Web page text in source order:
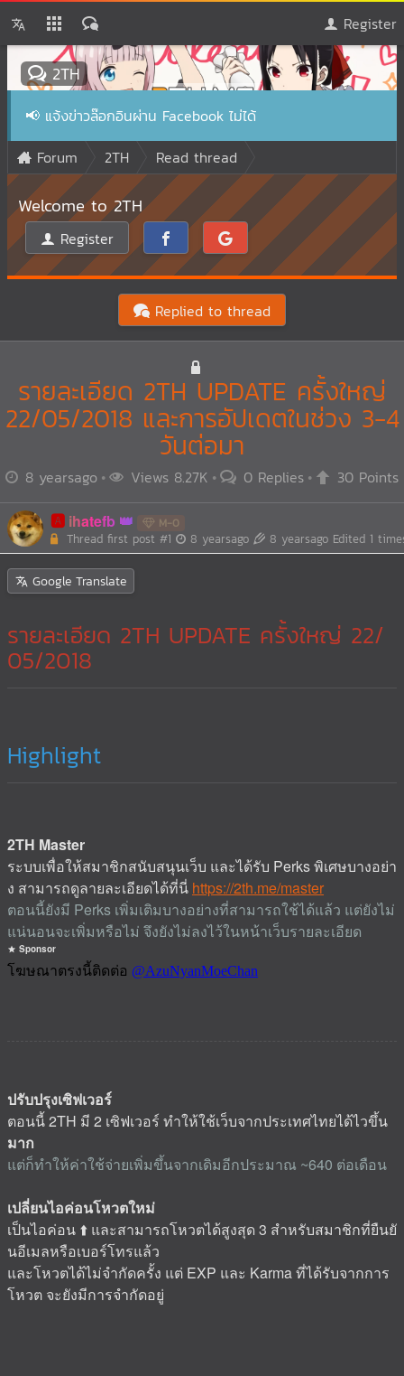
Register
2TH
📢 แจ้งข่าวล๊อกอินผ่าน Facebook ไม่ได้
Forum
2TH Read thread
Welcome to 2TH
Register
Replied to thread
รายละเอียด 2TH UPDATE ครั้งใหญ่
22/05/2018 และการอัปเดตในช่วง 3-4
วันต่อมา
8 yearsago Views 8.27K 0 Replies 30 Points
🅰️ ihatefb M-0
Thread first post #1 8 yearsago 8 yearsago Edited 1
Google Translate
รายละเอียด 2TH UPDATE ครั้งใหญ่ 22/
05/2018
Highlight
2TH Master
ระบบเพื่อให้สมาชิกสนับสนุนเว็บ และได้รับ Perks พิเศษบางอย่า
ง สามารถดูลายละเอียดได้ที่นี่ https://2th.me/master
ตอนนี้ยังมี Perks เพิ่มเติมบางอย่างที่สามารถใช้ได้แล้ว แต่ยังไม่
แน่นอนจะเพิ่มหรือไม่ จึงยังไม่ลงไว้ในหน้าเว็บรายละเอียด
Sponsor
ปรับปรุงเซิฟเวอร์
ตอนนี้ 2TH มี 2 เซิฟเวอร์ ทำให้ใช้เว็บจากประเทศไทยได้ไวขึ้น
มาก
แต่ก็ทำให้ค่าใช้จ่ายเพิ่มขึ้นจากเดิมอีกประมาณ ~640 ต่อเดือน
เปลี่ยนไอค่อนโหวตใหม่
เป็นไอค่อน ⬆️ และสามารถโหวตได้สูงสุด 3 สำหรับสมาชิกที่ยืนยั
นอีเมลหรือเบอร์โทรแล้ว
และโหวตได้ไม่จำกัดครั้ง แต่ EXP และ Karma ที่ได้รับจากการ
โหวต จะยังมีการจำกัดอยู่